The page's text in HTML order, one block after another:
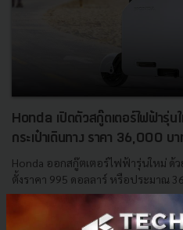
Honda เปิดตัวสกู๊ตเตอร์ไฟฟ้ารุ่
กระเป๋าเดินทาง ราคา 36,000 บา
Honda ออกสกู๊ตเตอร์ไฟฟ้ารุ่นใหม่ ด้
ตั้งราคา 995 ดอลลาร์ หรือประมาณ